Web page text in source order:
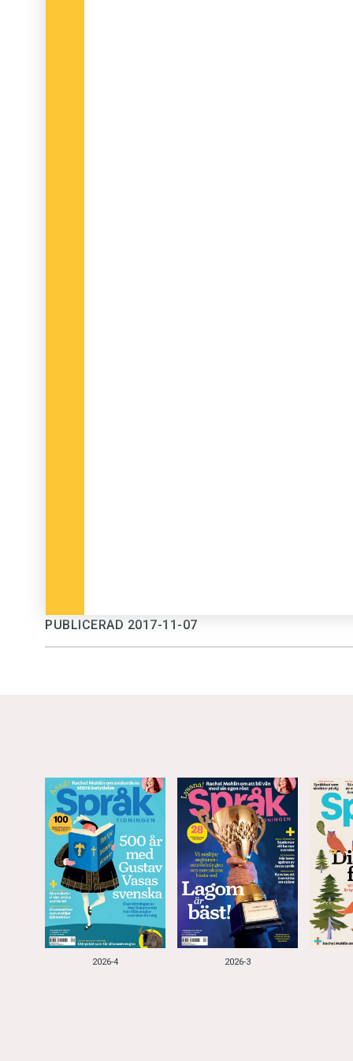
PUBLICERAD 2017-11-07
2026-4 2026-3